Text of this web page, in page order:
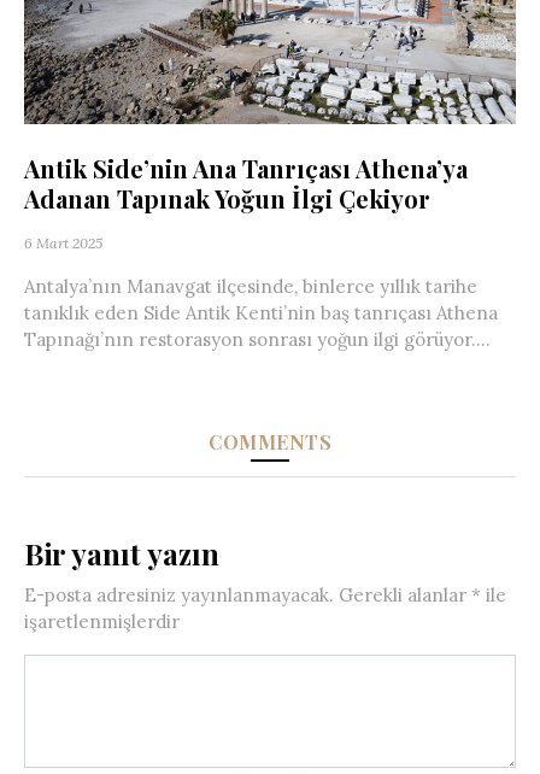
Antik Side’nin Ana Tanrıçası Athena’ya
Adanan Tapınak Yoğun İlgi Çekiyor
6 Mart 2025
Antalya’nın Manavgat ilçesinde, binlerce yıllık tarihe
tanıklık eden Side Antik Kenti’nin baş tanrıçası Athena
Tapınağı’nın restorasyon sonrası yoğun ilgi görüyor....
COMMENTS
Bir yanıt yazın
E-posta adresiniz yayınlanmayacak. Gerekli alanlar * ile
işaretlenmişlerdir